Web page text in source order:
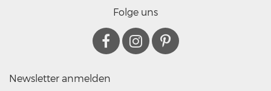
Folge uns
Newsletter anmelden